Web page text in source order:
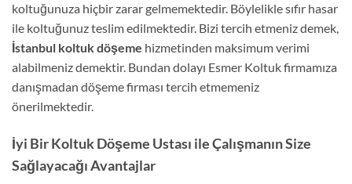
koltuğunuza hiçbir zarar gelmemektedir. Böylelikle sıfır hasar
ile koltuğunuz teslim edilmektedir. Bizi tercih etmeniz demek,
İstanbul koltuk döşeme hizmetinden maksimum verimi
alabilmeniz demektir. Bundan dolayı Esmer Koltuk firmamıza
danışmadan döşeme firması tercih etmemeniz
önerilmektedir.
İyi Bir Koltuk Döşeme Ustası ile Çalışmanın Size
Sağlayacağı Avantajlar